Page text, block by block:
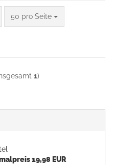
50 pro Seite
pro Seite
1)
19,98 EUR